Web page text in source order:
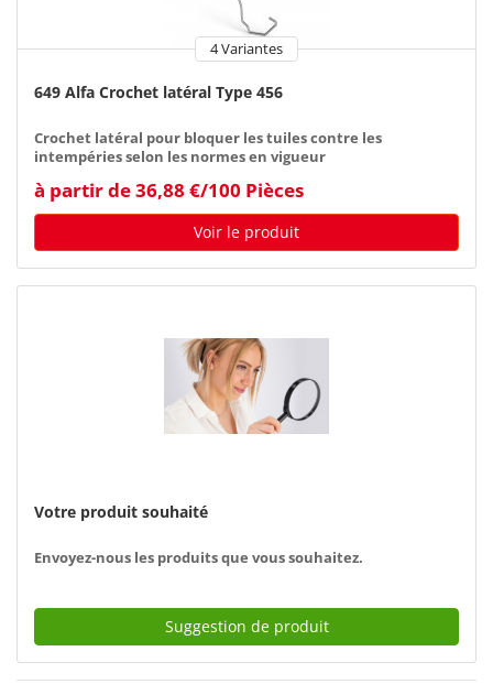
4 Variantes
649 Alfa Crochet latéral Type 456
Crochet latéral pour bloquer les tuiles contre les
intempéries selon les normes en vigueur
à partir de 36,88 €/100 Pièces
Voir le produit
Votre produit souhaité
Envoyez-nous les produits que vous souhaitez.
Suggestion de produit